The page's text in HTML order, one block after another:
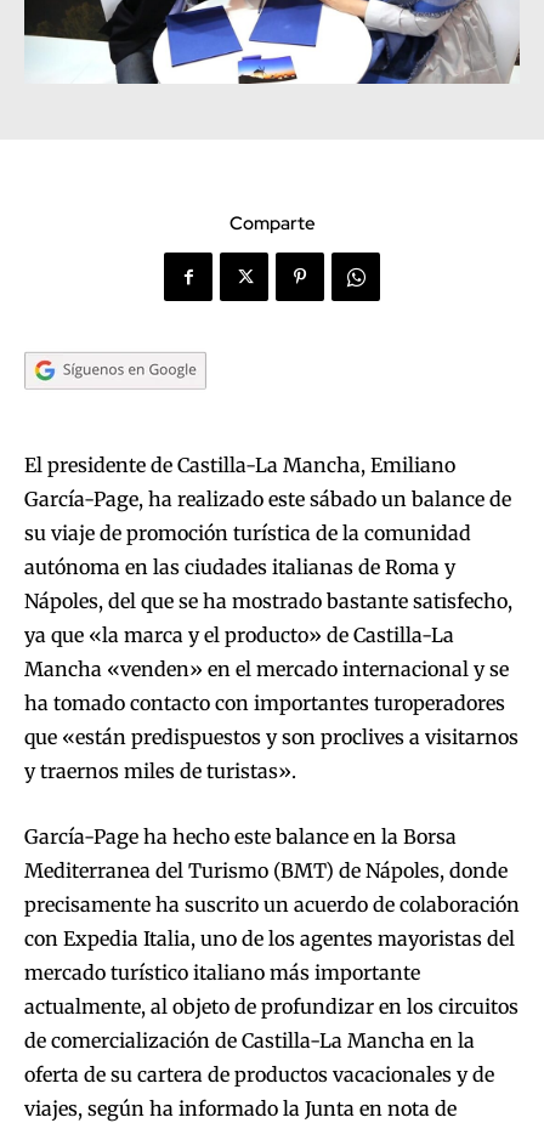
Comparte
El presidente de Castilla-La Mancha, Emiliano
García-Page, ha realizado este sábado un balance de
su viaje de promoción turística de la comunidad
autónoma en las ciudades italianas de Roma y
Nápoles, del que se ha mostrado bastante satisfecho,
ya que «la marca y el producto» de Castilla-La
Mancha «venden» en el mercado internacional y se
ha tomado contacto con importantes turoperadores
que «están predispuestos y son proclives a visitarnos
y traernos miles de turistas».
García-Page ha hecho este balance en la Borsa
Mediterranea del Turismo (BMT) de Nápoles, donde
precisamente ha suscrito un acuerdo de colaboración
con Expedia Italia, uno de los agentes mayoristas del
mercado turístico italiano más importante
actualmente, al objeto de profundizar en los circuitos
de comercialización de Castilla-La Mancha en la
oferta de su cartera de productos vacacionales y de
viajes, según ha informado la Junta en nota de